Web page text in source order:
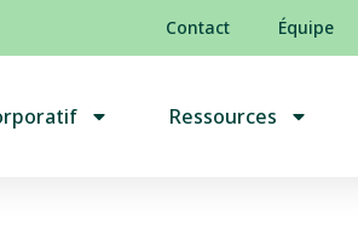
Contact Équipe
Ressources